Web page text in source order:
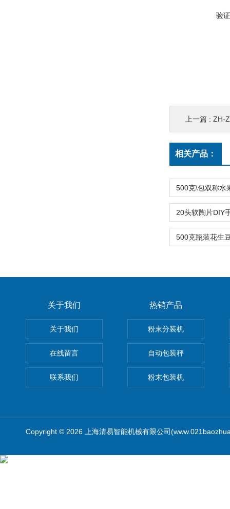
验
上一篇 : ZH-
相关产品：
关于我们
关于我们
在线留言
联系我们
热销产品
粉末分装机
自动包装秤
粉末包装机
Copyright © 2026 上海清易智能机械有限公司